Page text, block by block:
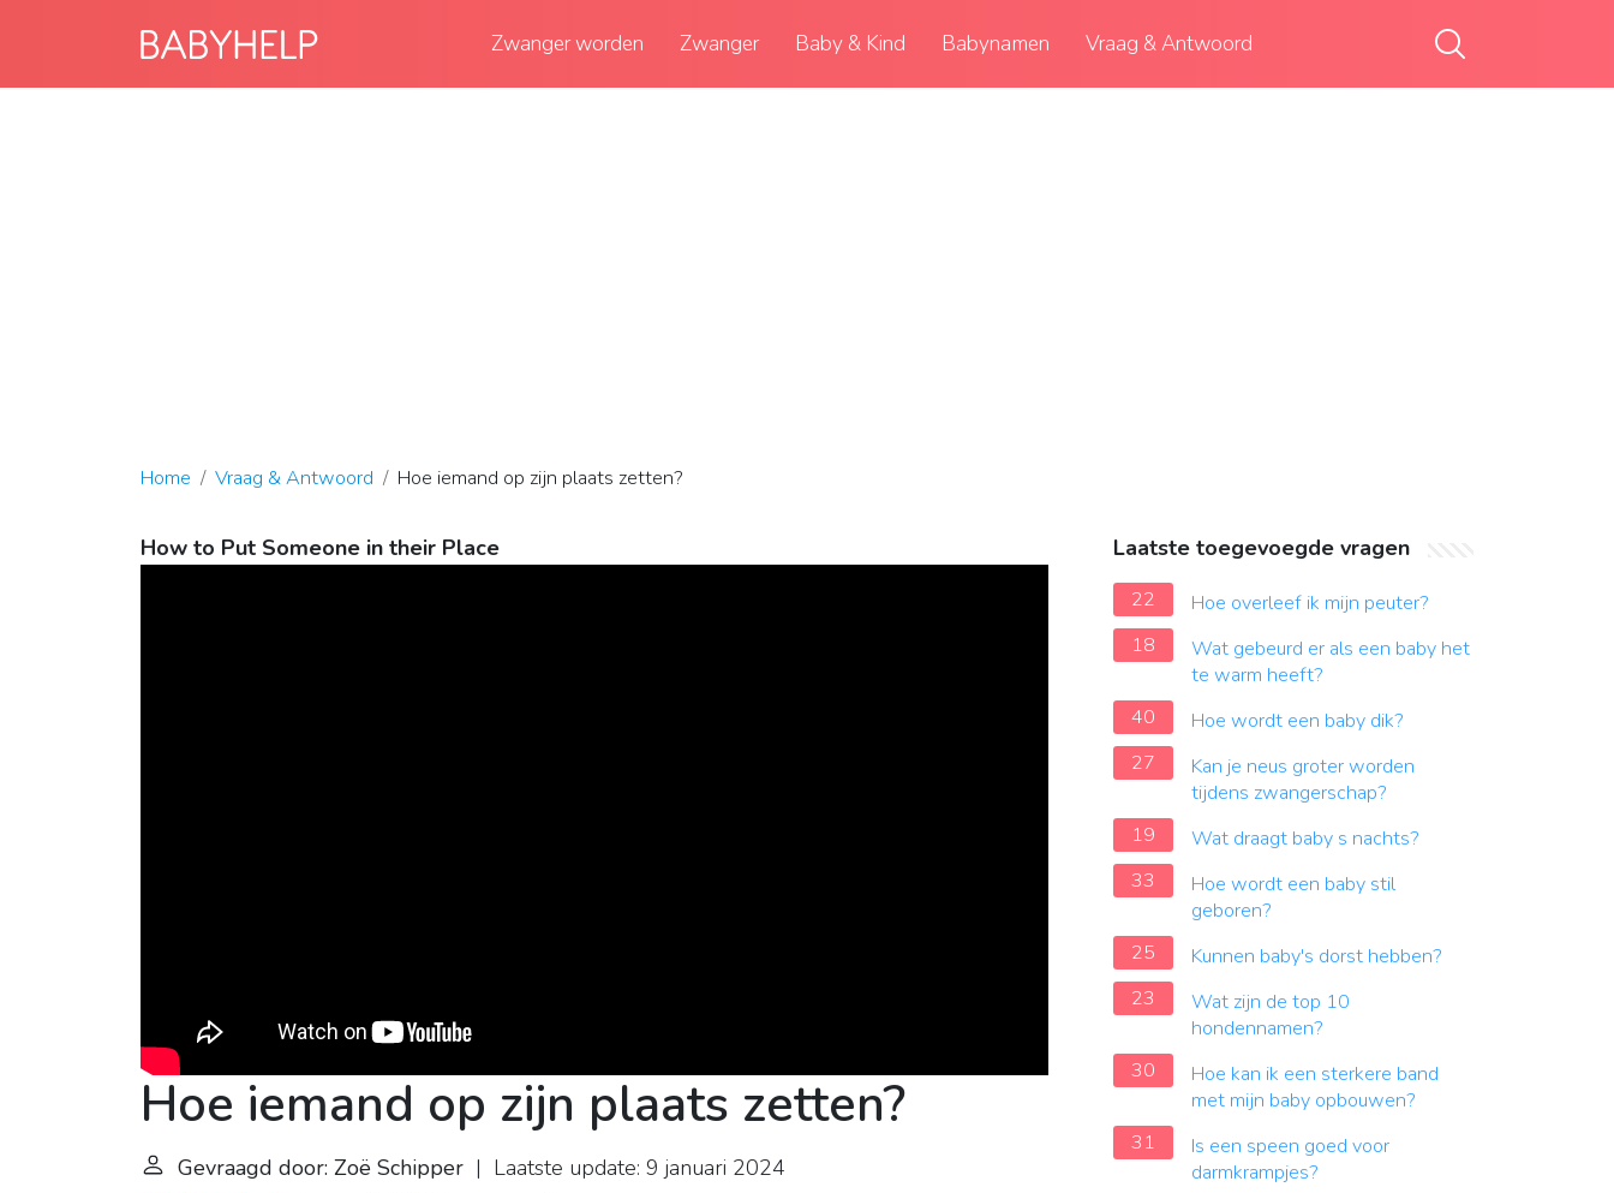
Zwanger worden Zwanger Baby & Kind Babynamen Vraag & Antwoord
Home Vraag & Antwoord Hoe iemand op zijn plaats zetten?
How to Put Someone in their Place
Hoe iemand op zijn plaats zetten?
Gevraagd door: Zoë Schipper | Laatste update: 9 januari 2024
Laatste toegevoegde vragen
22
Hoe overleef ik mijn peuter?
18
Wat gebeurd er als een baby het
te warm heeft?
40
Hoe wordt een baby dik?
27
Kan je neus groter worden
tijdens zwangerschap?
19
Wat draagt baby s nachts?
33
Hoe wordt een baby stil
geboren?
25
Kunnen baby's dorst hebben?
23
Wat zijn de top 10
hondennamen?
30
Hoe kan ik een sterkere band
met mijn baby opbouwen?
31
Is een speen goed voor
darmkrampjes?